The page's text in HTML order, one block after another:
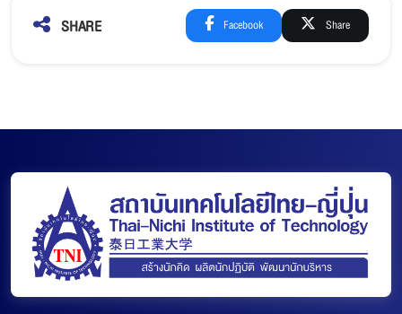
SHARE Facebook Share